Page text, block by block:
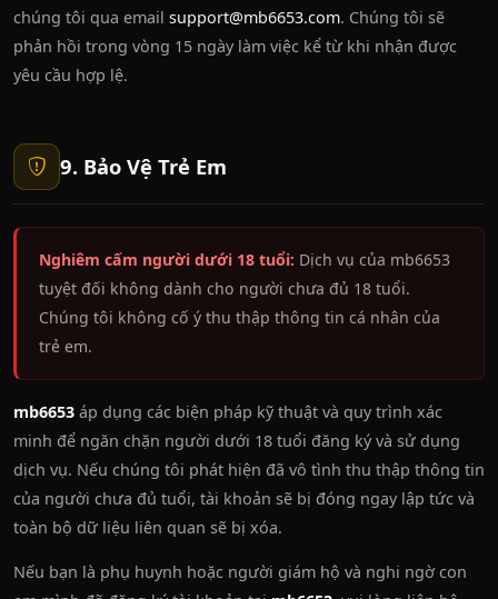
chúng tôi qua email support@mb6653.com. Chúng tôi sẽ
phản hồi trong vòng 15 ngày làm việc kể từ khi nhận được
yêu cầu hợp lệ.
9. Bảo Vệ Trẻ Em
Nghiêm cấm người dưới 18 tuổi: Dịch vụ của mb6653
tuyệt đối không dành cho người chưa đủ 18 tuổi.
Chúng tôi không cố ý thu thập thông tin cá nhân của
trẻ em.
mb6653 áp dụng các biện pháp kỹ thuật và quy trình xác
minh để ngăn chặn người dưới 18 tuổi đăng ký và sử dụng
dịch vụ. Nếu chúng tôi phát hiện đã vô tình thu thập thông tin
của người chưa đủ tuổi, tài khoản sẽ bị đóng ngay lập tức và
toàn bộ dữ liệu liên quan sẽ bị xóa.
Nếu bạn là phụ huynh hoặc người giám hộ và nghi ngờ con